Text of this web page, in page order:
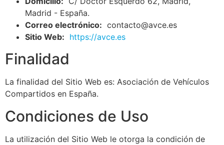
Madrid - España.
Correo electrónico: contacto@avce.es
Sitio Web: https://avce.es
Finalidad
La finalidad del Sitio Web es: Asociación de Vehículos
Compartidos en España.
Condiciones de Uso
La utilización del Sitio Web le otorga la condición de